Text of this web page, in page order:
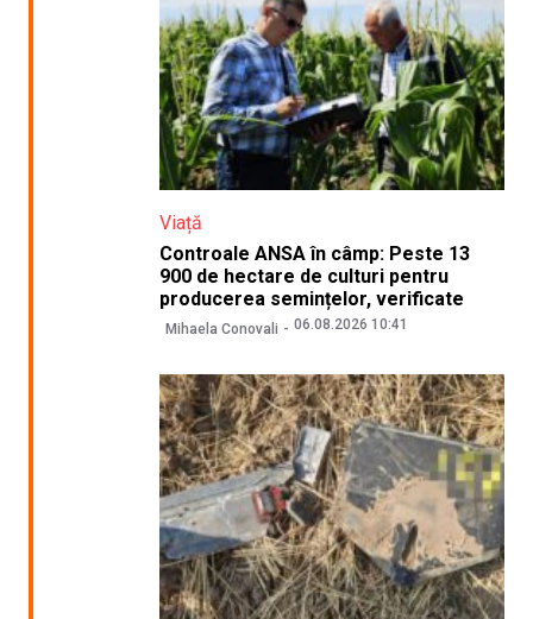
Viață
Controale ANSA în câmp: Peste 13
900 de hectare de culturi pentru
producerea semințelor, verificate
Mihaela Conovali 06.08.2026 10:41